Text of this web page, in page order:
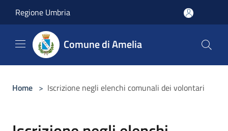
Regione Umbria
Comune di Amelia
Home > Iscrizione negli elenchi comunali dei volontari